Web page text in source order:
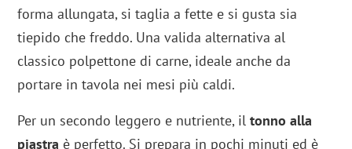
forma allungata, si taglia a fette e si gusta sia
tiepido che freddo. Una valida alternativa al
classico polpettone di carne, ideale anche da
portare in tavola nei mesi più caldi.
Per un secondo leggero e nutriente, iltonno alla
piastra è perfetto. Si prepara in pochi minuti ed è